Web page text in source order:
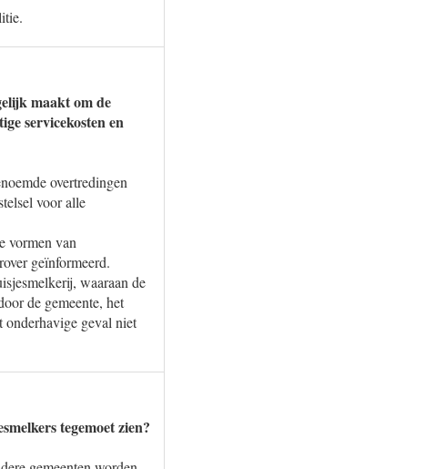
maakt om de
servicekosten en
overtredingen
voor alle
vormen van
geïnformeerd.
waaraan de
de gemeente, het
onderhavige geval niet
tegemoet zien?